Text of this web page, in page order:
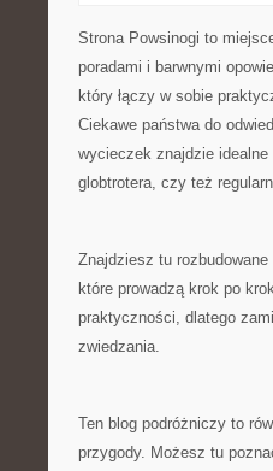
Strona Powsinogi to
poradami i barwnymi
który łączy w sobie
Ciekawe państwa do
wycieczek znajdzie
globtrotera, czy też
Znajdziesz tu
które prowadzą krok po
praktyczności, dlatego
zwiedzania.
Ten blog podróżniczy to
przygody. Możesz tu